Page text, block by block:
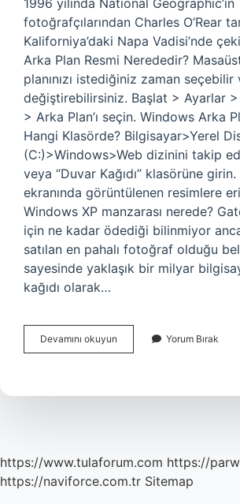
1996 yılında National Geographic’in
fotoğrafçılarından Charles O’Rear
Kaliforniya’daki Napa Vadisi’nde
Arka Plan Resmi Nerededir?
planınızı istediğiniz zaman seçebilir
değiştirebilirsiniz. Başlat > Ayarlar
> Arka Plan’ı seçin. Windows Arka
Hangi Klasörde? Bilgisayar>Yerel
(C:)>Windows>Web dizinini takip
veya “Duvar Kağıdı” klasörüne
ekranında görüntülenen resimlere
Windows XP manzarası nerede?
için ne kadar ödediği bilinmiyor
satılan en pahalı fotoğraf olduğu
sayesinde yaklaşık bir milyar
kağıdı olarak…
Devamını okuyun Windows
Arka
Nerede
Yorum Bırak
https://www.tulaforum.com https://
https://naviforce.com.tr Sitemap